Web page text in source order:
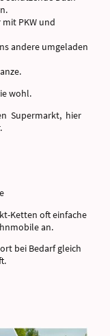
PKW und
andere umgeladen
wohl.
Supermarkt, hier
Ketten oft einfache
an.
bei Bedarf gleich